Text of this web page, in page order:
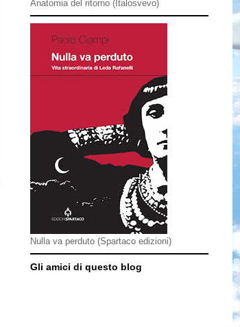
Anatomia del ritorno (Italosvevo)
Nulla va perduto (Spartaco edizioni)
Gli amici di questo blog